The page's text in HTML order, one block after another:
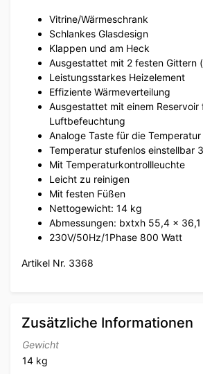
Vitrine/Wärmeschrank
Schlankes Glasdesign
Klappen und am Heck
Ausgestattet mit 2 festen Gittern
Leistungsstarkes Heizelement
Effiziente Wärmeverteilung
Ausgestattet mit einem Reservoir
Luftbefeuchtung
Analoge Taste für die Temperatur
Temperatur stufenlos einstellbar
Mit Temperaturkontrollleuchte
Leicht zu reinigen
Mit festen Füßen
Nettogewicht: 14 kg
Abmessungen: bxtxh 55,4 x
230V/50Hz/1Phase 800 Watt
Artikel Nr. 3368
Zusätzliche Informationen
Gewicht
14 kg